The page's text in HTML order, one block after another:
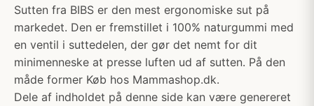
Sutten fra BIBS er den mest ergonomiske sut på
markedet. Den er fremstillet i 100% naturgummi med
en ventil i suttedelen, der gør det nemt for dit
minimenneske at presse luften ud af sutten. På den
måde former Køb hos Mammashop.dk.
Dele af indholdet på denne side kan være genereret